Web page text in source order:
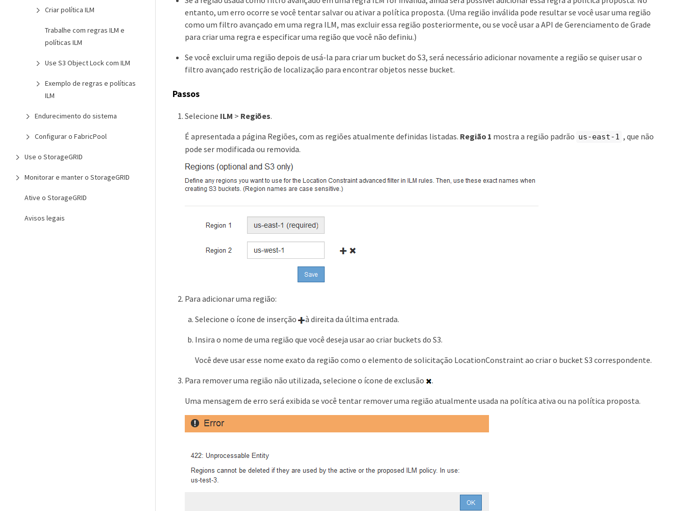
Criar política ILM
Trabalhe com regras ILM e
políticas ILM
Use S3 Object Lock com ILM
Exemplo de regras e políticas
ILM
Endurecimento do sistema
Configurar o FabricPool
Use o StorageGRID
Monitorar e manter o StorageGRID
Ative o StorageGRID
Avisos legais
entanto, um erro ocorre se você tentar salvar ou ativar a política proposta. (Uma região inválida pode resultar se você usar uma região
como um filtro avançado em uma regra ILM, mas excluir essa região posteriormente, ou se você usar a API de Gerenciamento de Grade
para criar uma regra e especificar uma região que você não definiu.)
Se você excluir uma região depois de usá-la para criar um bucket do S3, será necessário adicionar novamente a região se quiser usar o
filtro avançado restrição de localização para encontrar objetos nesse bucket.
Passos
Selecione ILM > Regiões.
É apresentada a página Regiões, com as regiões atualmente definidas listadas. Região 1 mostra a região padrão us-east-1 , que não
pode ser modificada ou removida.
Para adicionar uma região:
Selecione o ícone de inserção
à direita da última entrada.
Insira o nome de uma região que você deseja usar ao criar buckets do S3.
Você deve usar esse nome exato da região como o elemento de solicitação LocationConstraint ao criar o bucket S3 correspondente.
Para remover uma região não utilizada, selecione o ícone de exclusão
.
Uma mensagem de erro será exibida se você tentar remover uma região atualmente usada na política ativa ou na política proposta.